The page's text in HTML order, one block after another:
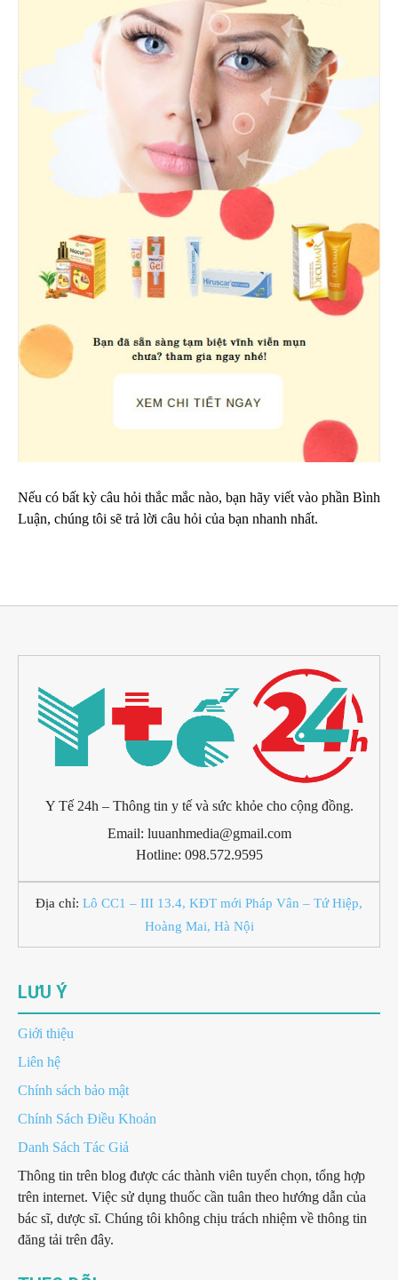
Nếu có bất kỳ câu hỏi thắc mắc nào, bạn hãy viết vào phần Bình
Luận, chúng tôi sẽ trả lời câu hỏi của bạn nhanh nhất.
Y Tế 24h – Thông tin y tế và sức khỏe cho cộng đồng.
Email: luuanhmedia@gmail.com
Hotline: 098.572.9595
Địa chỉ: Lô CC1 – III 13.4, KĐT mới Pháp Vân – Tứ Hiệp,
Hoàng Mai, Hà Nội
LƯU Ý
Giới thiệu
Liên hệ
Chính sách bảo mật
Chính Sách Điều Khoản
Danh Sách Tác Giả
Thông tin trên blog được các thành viên tuyển chọn, tổng hợp
trên internet. Việc sử dụng thuốc cần tuân theo hướng dẫn của
bác sĩ, dược sĩ. Chúng tôi không chịu trách nhiệm về thông tin
đăng tải trên đây.